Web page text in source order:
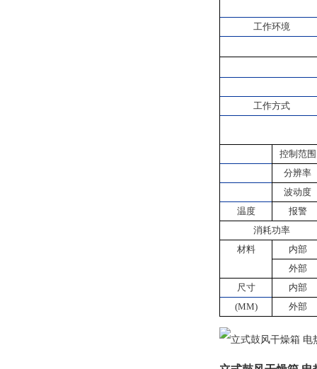
工作环境
工作方式
控制范围
分辨率
波动度
温度
报警
消耗功率
材料
内部
外部
尺寸
内部
(MM)
外部